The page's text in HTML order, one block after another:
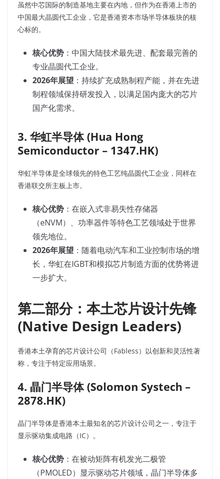
虽然中芯国际的制造基地主要在内地，但作为在香港上市的
中国最大晶圆代工企业，它是香港资本市场半导体板块的核
心标的。
核心优势 ：中国大陆技术最先进、配套最完善的
专业晶圆代工企业。
2026年展望 ：持续扩充成熟制程产能，并在先进
制程领域保持研发投入，以满足国内庞大的芯片
国产化需求。
3. 华虹半导体 (Hua Hong
Semiconductor – 1347.HK)
华虹半导体是全球领先的特色工艺纯晶圆代工企业，同样在
香港联交所主板上市。
核心优势 ：在嵌入式非易失性存储器
（eNVM）、功率器件等特色工艺领域处于世界
领先地位。
2026年展望 ：随着电动汽车和工业控制市场的增
长，华虹在IGBT和模拟芯片制造方面的优势将进
一步扩大。
第二部分：本土芯片设计先锋
(Native Design Leaders)
香港本土孕育的芯片设计公司（Fabless）以创新和灵活性著
称，专注于特定应用场景。
4. 晶门半导体 (Solomon Systech –
2878.HK)
晶门半导体是香港本土最知名的芯片设计公司之一，专注于
显示驱动集成电路（IC）。
核心优势 ：在被动矩阵有机发光二极管
（PMOLED）显示驱动芯片领域，晶门半导体多